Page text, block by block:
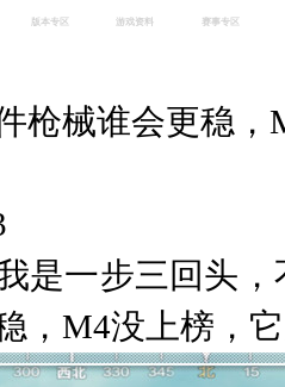
版本专区 游戏资料 赛事专区
体验服 视频中心 授权赛 腾
枪械谁会更稳
是一步三回头
，M4没上榜，